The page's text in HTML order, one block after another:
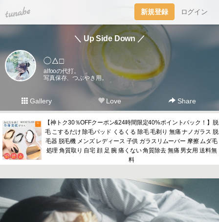
tuna.be 新規登録 ログイン
＼ Up Side Down ／
◯△□
alfooの代打。
写真保存、つぶやき用。
Gallery Love Share
【神トク30％OFFクーポン&24時間限定40%ポイントバック！】脱
毛 こするだけ 除毛パッド くるくる 除毛 毛剃り 無痛 ナノガラス 脱
毛器 脱毛機 メンズ レディース 子供 ガラスリムーバー 摩擦 ムダ毛
処理 角質取り 自宅 顔 足 腕 痛くない 角質除去 無痛 男女用 送料無
料